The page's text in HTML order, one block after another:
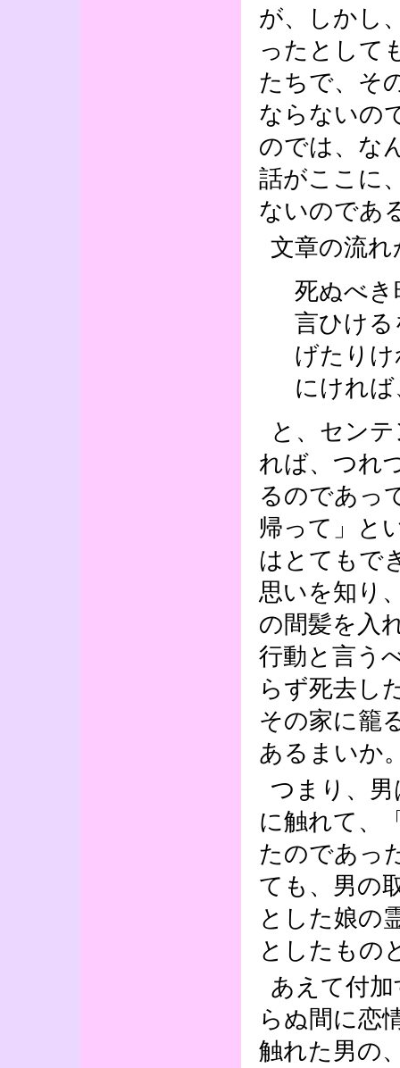
が、しかし
ったとして
たちで、そ
ならないの
のでは、な
話がここに
ないのであ
文章の流
死ぬべ
言ひける
げたり
にけれ
と、セン
れば、つれ
るのであっ
帰って」と
はとてもで
思いを知り
の間髪を入
行動と言う
らず死去し
その家に籠
あるまいか
つまり、
に触れて、
たのであっ
ても、男の
とした娘の
としたもの
あえて付
らぬ間に恋
触れた男の